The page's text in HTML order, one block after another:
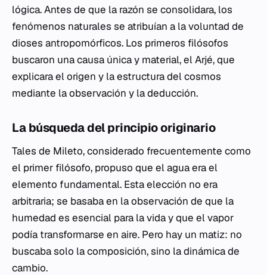
lógica. Antes de que la razón se consolidara, los
fenómenos naturales se atribuían a la voluntad de
dioses antropomórficos. Los primeros filósofos
buscaron una causa única y material, elArjé, que
explicara el origen y la estructura del cosmos
mediante la observación y la deducción.
La búsqueda del principio originario
Tales de Mileto, considerado frecuentemente como
el primer filósofo, propuso que el agua era el
elemento fundamental. Esta elección no era
arbitraria; se basaba en la observación de que la
humedad es esencial para la vida y que el vapor
podía transformarse en aire. Pero hay un matiz: no
buscaba solo la composición, sino la dinámica de
cambio.